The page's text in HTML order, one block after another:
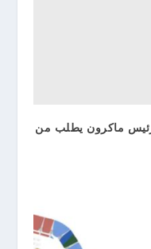
ماكرون يطلب من